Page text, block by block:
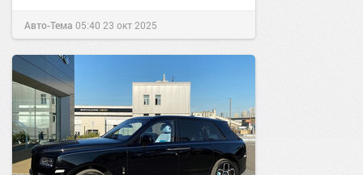
Авто-Тема 05:40 23 окт 2025